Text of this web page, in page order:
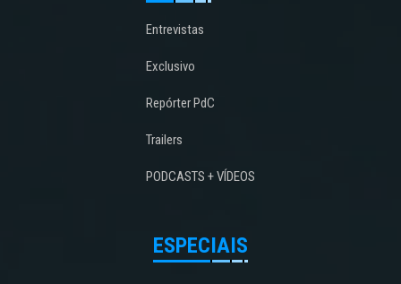
Entrevistas
Exclusivo
Repórter PdC
Trailers
PODCASTS + VÍDEOS
ESPECIAIS